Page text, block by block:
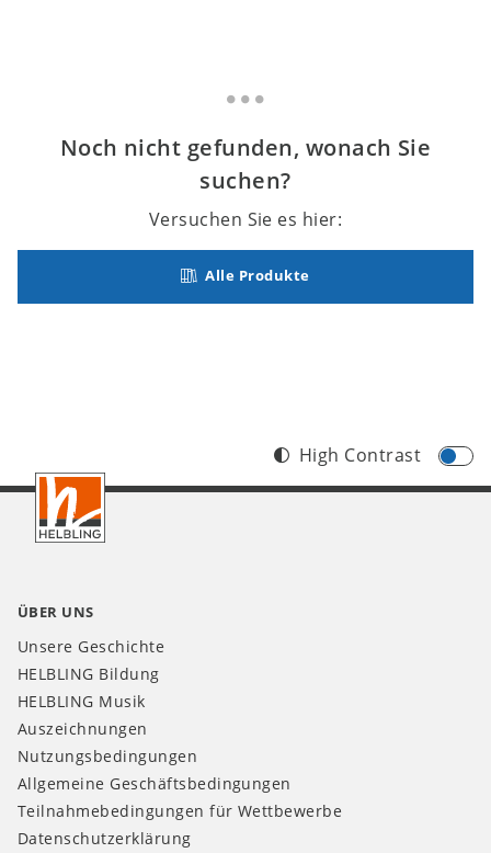
Noch nicht gefunden, wonach Sie
suchen?
Versuchen Sie es hier:
Alle Produkte
Footer
DE
High Contrast
ÜBER UNS
Unsere Geschichte
HELBLING Bildung
HELBLING Musik
Auszeichnungen
Nutzungsbedingungen
Allgemeine Geschäftsbedingungen
Teilnahmebedingungen für Wettbewerbe
Datenschutzerklärung